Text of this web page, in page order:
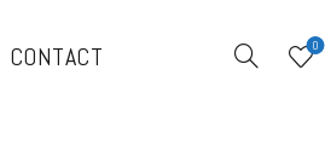
CONTACT 0